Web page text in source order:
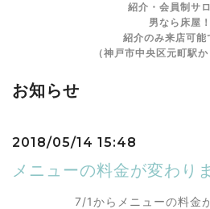
紹介・会員制サロ
男なら床屋！
紹介のみ来店可能
（神戸市中央区元町駅か
お知らせ
2018/05/14 15:48
メニューの料金が変わり
7/1からメニューの料金